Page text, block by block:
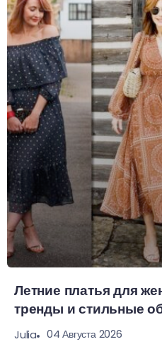
Летние платья для
тренды и стильные
Julia 04 Августа 2026